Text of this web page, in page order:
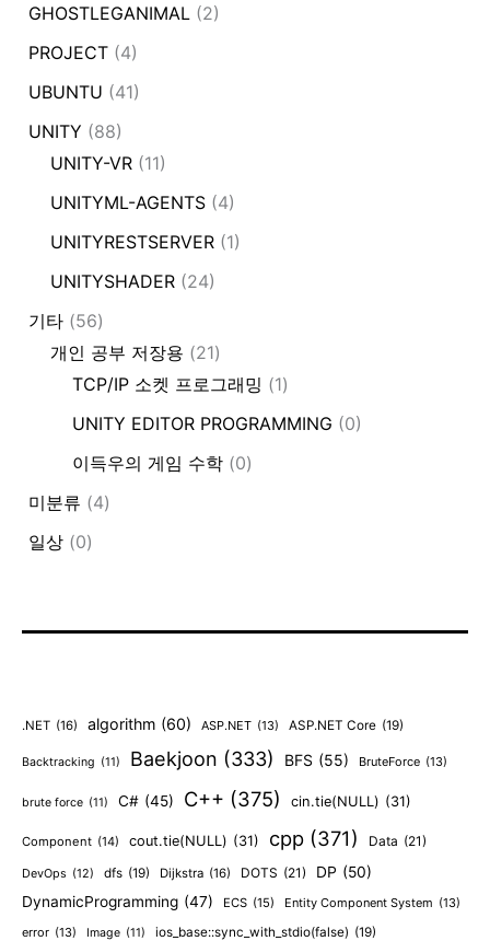
GHOSTLEGANIMAL (2)
PROJECT (4)
UBUNTU (41)
UNITY (88)
UNITY-VR (11)
UNITYML-AGENTS (4)
UNITYRESTSERVER (1)
UNITYSHADER (24)
기타 (56)
개인 공부 저장용 (21)
TCP/IP 소켓 프로그래밍 (1)
UNITY EDITOR PROGRAMMING (0)
이득우의 게임 수학 (0)
미분류 (4)
일상 (0)
.NET (16) algorithm (60) ASP.NET (13) ASP.NET Core (19)
Backtracking (11) Baekjoon (333) BFS (55) BruteForce (13)
brute force (11) C# (45) C++ (375) cin.tie(NULL) (31)
Component (14) cout.tie(NULL) (31) cpp (371) Data (21)
DevOps (12) dfs (19) Dijkstra (16) DOTS (21) DP (50)
DynamicProgramming (47) ECS (15) Entity Component System (13)
error (13) Image (11) ios_base::sync_with_stdio(false) (19)